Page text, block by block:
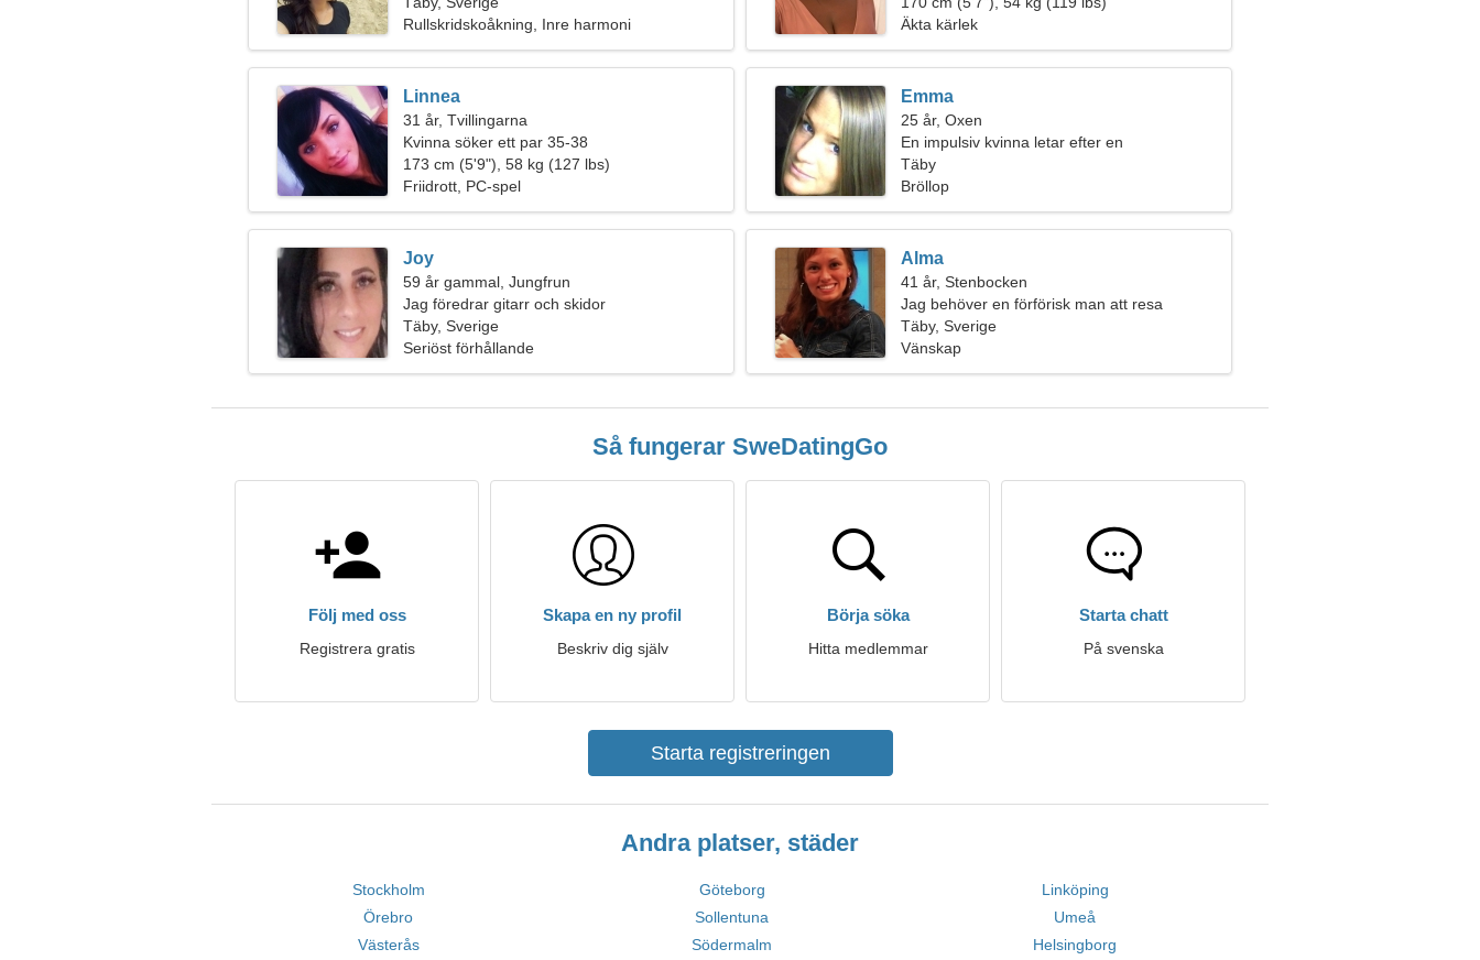
Rullskridskoåkning, Inre harmoni
Äkta kärlek
Linnea
31 år, Tvillingarna
Kvinna söker ett par 35-38
173 cm (5'9"), 58 kg (127 lbs)
Friidrott, PC-spel
Emma
25 år, Oxen
En impulsiv kvinna letar efter en
kärleksrelation
Täby
Bröllop
Joy
59 år gammal, Jungfrun
Jag föredrar gitarr och skidor
Täby, Sverige
Seriöst förhållande
Alma
41 år, Stenbocken
Jag behöver en förförisk man att resa
tillsammans
Täby, Sverige
Vänskap
Så fungerar SweDatingGo
Följ med oss
Registrera gratis
Skapa en ny profil
Beskriv dig själv
Börja söka
Hitta medlemmar
Starta chatt
På svenska
Starta registreringen
Andra platser, städer
Stockholm Göteborg
Linköping
Örebro
Sollentuna
Umeå
Västerås
Södermalm Helsingborg